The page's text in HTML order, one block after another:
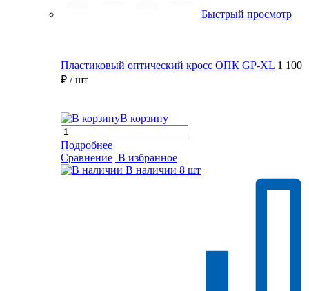
Быстрый просмотр
Пластиковый оптический кросс ОПК GP-XL 1 100
₽ / шт
В корзину
Подробнее
Сравнение В избранное
В наличии 8 шт